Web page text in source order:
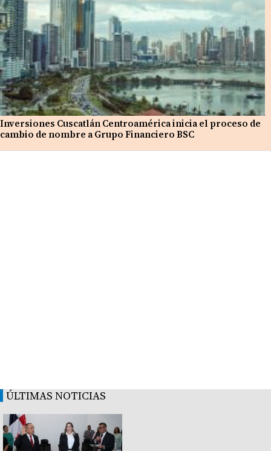
Inversiones Cuscatlán Centroamérica inicia el proceso de
cambio de nombre a Grupo Financiero BSC
ÚLTIMAS NOTICIAS